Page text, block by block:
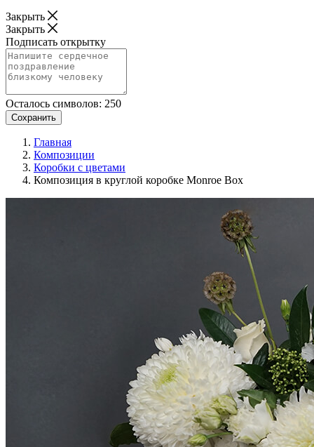
Закрыть
Закрыть
Подписать открытку
Осталось символов: 250
Сохранить
Главная
Композиции
Коробки с цветами
Композиция в круглой коробке Monroe Box